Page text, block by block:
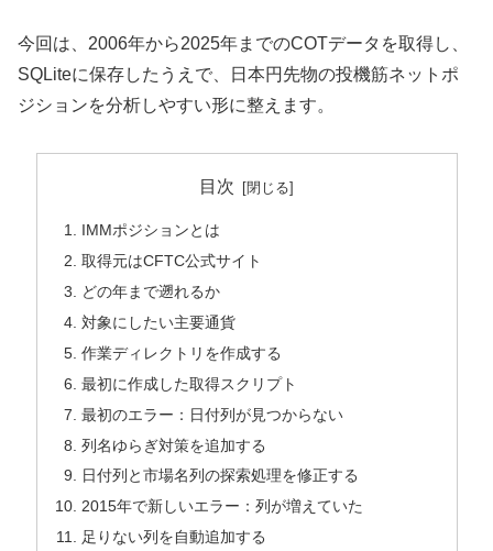
今回は、2006年から2025年までのCOTデータを取得し、
SQLiteに保存したうえで、日本円先物の投機筋ネットポ
ジションを分析しやすい形に整えます。
目次
IMMポジションとは
取得元はCFTC公式サイト
どの年まで遡れるか
対象にしたい主要通貨
作業ディレクトリを作成する
最初に作成した取得スクリプト
最初のエラー：日付列が見つからない
列名ゆらぎ対策を追加する
日付列と市場名列の探索処理を修正する
2015年で新しいエラー：列が増えていた
足りない列を自動追加する